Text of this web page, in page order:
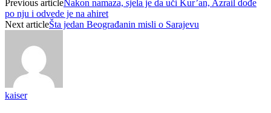
Previous articleNakon namaza, sjela je da uči Kur’an, Azrail dođe
po nju i odvede je na ahiret
Next articleŠta jedan Beograđanin misli o Sarajevu
kaiser